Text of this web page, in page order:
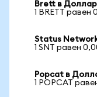
Brett в
1 BRETT равен
Status
1 SNT равен
Popcat в
1 POPCAT